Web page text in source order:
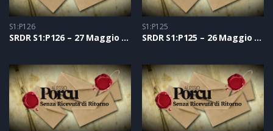
S1:P126
SRDR S1:P126 – 27 Maggio 2021
S1:P125
SRDR S1:P125 – 26 Maggio 2021